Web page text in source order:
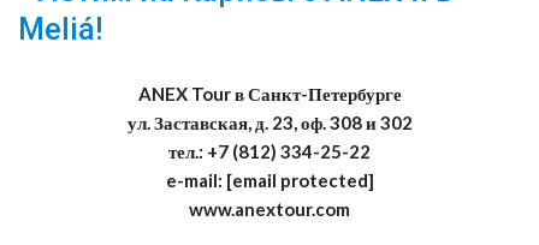
ANEX Tour в Санкт-Петербурге
ул. Заставская, д. 23, оф. 308 и 302
тел.: +7 (812) 334-25-22
e-mail: [email protected]
www.anextour.com